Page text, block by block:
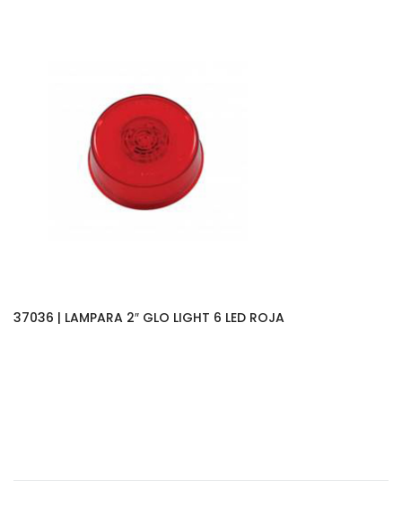
37036 | LAMPARA 2″ GLO LIGHT 6 LED ROJA